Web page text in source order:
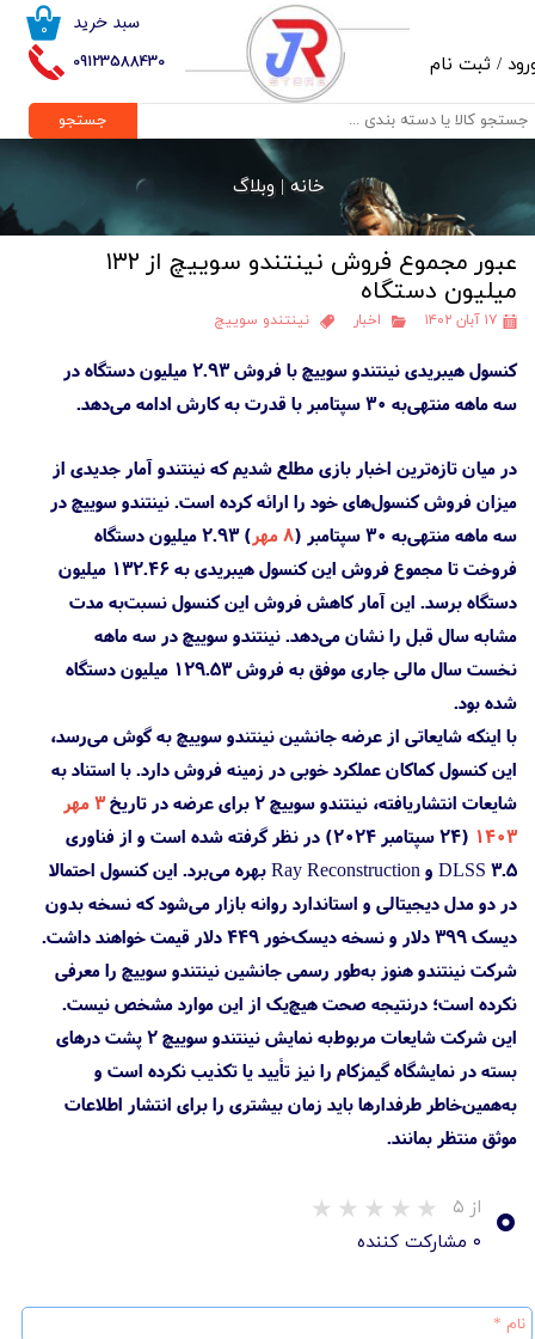
09123588430
۰ سبد خرید
/ ثبت نام
حساب کاربری من
تغییر گذر واژه
خروج از حساب کاربری
جستجو
خانه |وبلاگ
عبور مجموع فروش نینتندو سوییچ از ۱۳۲
میلیون دستگاه
۱۷ آبان ۱۴۰۲ اخبار نینتندو سوییچ
کنسول هیبریدی نینتندو سوییچ با فروش ۲.۹۳ میلیون دستگاه در
سه ماهه منتهی‌به ۳۰ سپتامبر با قدرت به کارش ادامه می‌دهد.
در میان تازه‌ترین اخبار بازی مطلع شدیم که نینتندو آمار جدیدی از
میزان فروش کنسول‌های خود را ارائه کرده است. نینتندو سوییچ در
سه ماهه منتهی‌به ۳۰ سپتامبر (
۸ مهر
) ۲.۹۳ میلیون دستگاه
فروخت تا مجموع فروش این کنسول هیبریدی به ۱۳۲.۴۶ میلیون
دستگاه برسد. این آمار کاهش فروش این کنسول نسبت‌به مدت
مشابه سال قبل را نشان می‌دهد. نینتندو سوییچ در سه ماهه
نخست سال مالی جاری موفق به فروش ۱۲۹.۵۳ میلیون دستگاه
شده بود.
با اینکه شایعاتی از عرضه جانشین نینتندو سوییچ به گوش می‌رسد،
این کنسول کماکان عملکرد خوبی در زمینه فروش دارد. با استناد به
شایعات انتشاریافته، نینتندو سوییچ ۲ برای عرضه در تاریخ
۳ مهر
۱۴۰۳
(۲۴ سپتامبر ۲۰۲۴) در نظر گرفته شده است و از فناوری
DLSS 3.5 و Ray Reconstruction بهره می‌برد. این کنسول احتمالا
در دو مدل دیجیتالی و استاندارد روانه بازار می‌شود که نسخه بدون
دیسک ۳۹۹ دلار و نسخه دیسک‌خور ۴۴۹ دلار قیمت خواهند داشت.
شرکت نینتندو هنوز به‌طور رسمی جانشین نینتندو سوییچ را معرفی
نکرده است؛ درنتیجه صحت هیچ‌یک از این موارد مشخص نیست.
این شرکت شایعات مربوط‌به نمایش نینتندو سوییچ ۲ پشت درهای
بسته در نمایشگاه گیمزکام را نیز تأیید یا تکذیب نکرده است و
به‌همین‌خاطر طرفدارها باید زمان بیشتری را برای انتشار اطلاعات
موثق منتظر بمانند.
۰ از ۵
۰ مشارکت کننده